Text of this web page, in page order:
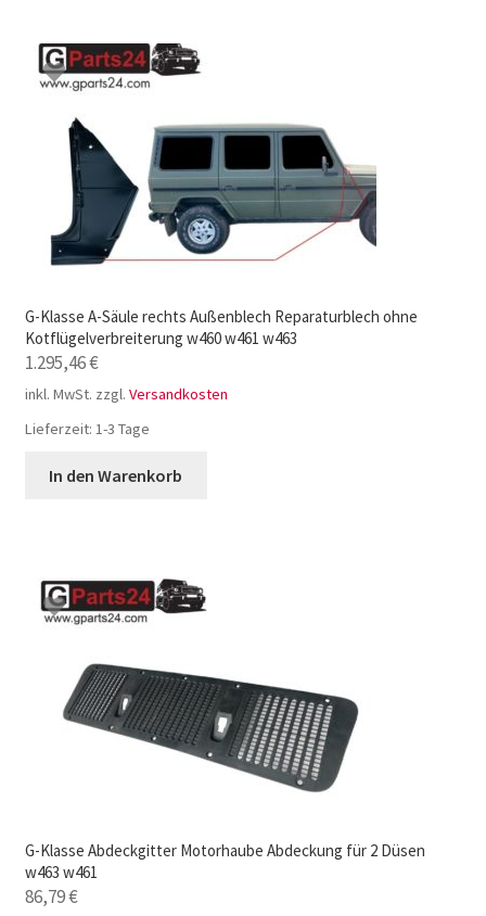
G-Klasse A-Säule rechts Außenblech Reparaturblech ohne
Kotflügelverbreiterung w460 w461 w463
1.295,46€
inkl. MwSt. zzgl. Versandkosten
Lieferzeit: 1-3 Tage
In den Warenkorb
G-Klasse Abdeckgitter Motorhaube Abdeckung für 2 Düsen
w463 w461
86,79€